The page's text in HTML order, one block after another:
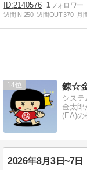
2140576 1
週間IN:250 週間OUT:370 月
14 錬☆
シス
金太郎
(EA)の